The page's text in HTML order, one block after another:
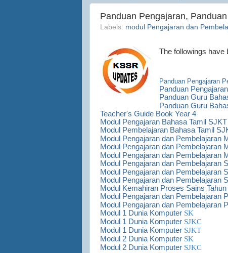
Panduan Pengajaran,
Labels: modul Pengajaran dan
The followings have
Panduan Pengajaran
Panduan
Panduan Guru
Panduan Guru
Teacher's Guide Book Year 4
Modul Pengajaran Bahasa Tamil SJKT
Modul Pembelajaran Bahasa Tamil
Modul Pengajaran dan Pembelajaran
Modul Pengajaran dan Pembelajaran
Modul Pengajaran dan Pembelajaran
Modul Pengajaran dan Pembelajaran
Modul Pengajaran dan Pembelajaran
Modul Pengajaran dan Pembelajaran
Modul Kemahiran Proses Sains Tahun
Modul Pengajaran dan Pembelajaran
Modul Pengajaran dan Pembelajaran
Modul 1 Dunia Komputer SK
Modul 1 Dunia Komputer SJKC
Modul 1 Dunia Komputer SJKT
Modul 2 Dunia Komputer SK
Modul 2 Dunia Komputer SJKC